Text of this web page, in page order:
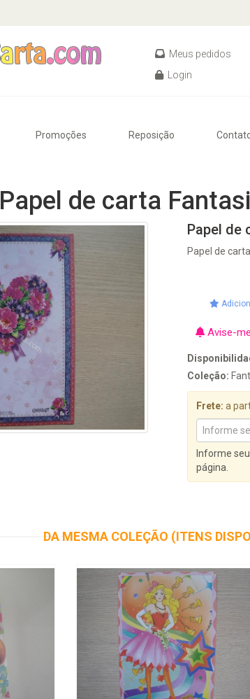
Meus pedidos
Login
Promoções Reposição
Papel de carta
Papel de
Papel de
Avise-
Coleção:
Frete: a
Informe
página.
DA MESMA COLEÇÃO (ITENS